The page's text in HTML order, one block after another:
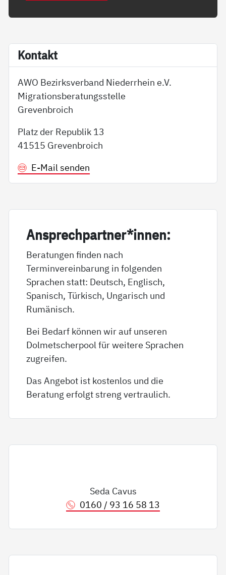
Kon­takt
AWO Bezirksverband Niederrhein e.V.
Migrationsberatungsstelle
Grevenbroich
Platz der Republik 13
41515 Grevenbroich
E-Mail senden
An­sp­rech­part­ner*in­nen:
Beratungen finden nach
Terminvereinbarung in folgenden
Sprachen statt: Deutsch, Englisch,
Spanisch, Türkisch, Ungarisch und
Rumänisch.
Bei Bedarf können wir auf unseren
Dolmetscherpool für weitere Sprachen
zugreifen.
Das Angebot ist kostenlos und die
Beratung erfolgt streng vertraulich.
Seda Cavus
0160 / 93 16 58 13